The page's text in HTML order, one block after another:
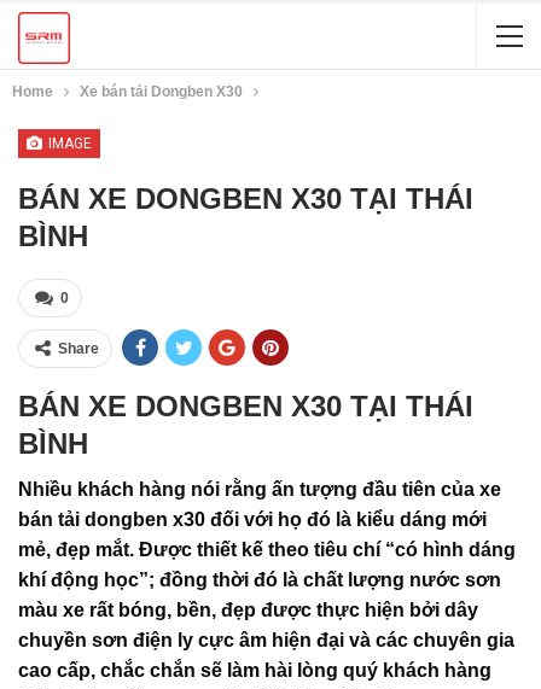
Home Xe bán tải Dongben X30
IMAGE
BÁN XE DONGBEN X30 TẠI THÁI
BÌNH
0
Share
BÁN XE DONGBEN X30 TẠI THÁI
BÌNH
Nhiều khách hàng nói rằng ấn tượng đầu tiên của xe
bán tải dongben x30 đối với họ đó là kiểu dáng mới
mẻ, đẹp mắt. Được thiết kế theo tiêu chí “có hình dáng
khí động học”; đồng thời đó là chất lượng nước sơn
màu xe rất bóng, bền, đẹp được thực hiện bởi dây
chuyền sơn điện ly cực âm hiện đại và các chuyên gia
cao cấp, chắc chắn sẽ làm hài lòng quý khách hàng